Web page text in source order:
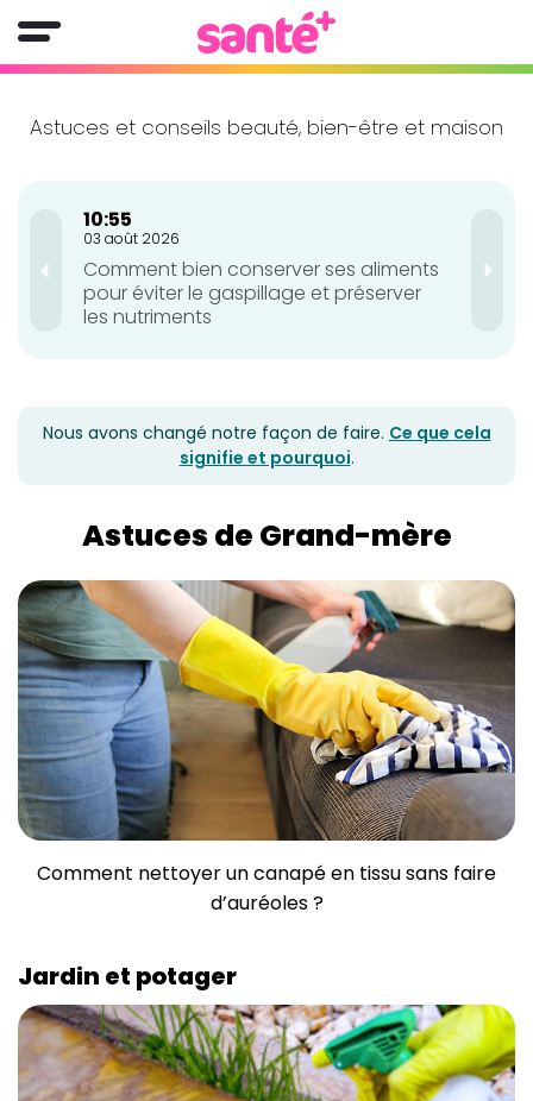
Astuces et conseils beauté, bien-être et maison
10:55
03 août 2026
Comment bien conserver ses aliments
pour éviter le gaspillage et préserver
les nutriments
Nous avons changé notre façon de faire. Ce que cela
signifie et pourquoi.
Astuces de Grand-mère
Comment nettoyer un canapé en tissu sans faire
d’auréoles ?
Jardin et potager